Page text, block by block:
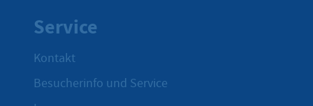
Service
Kontakt
Besucherinfo und Service